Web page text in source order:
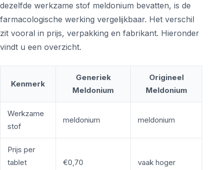
dezelfde werkzame stof meldonium bevatten, is de
farmacologische werking vergelijkbaar. Het verschil
zit vooral in prijs, verpakking en fabrikant. Hieronder
vindt u een overzicht.
Kenmerk
Generiek
Meldonium
Origineel
Meldonium
Werkzame
stof
meldonium meldonium
Prijs per
tablet
€0,70 vaak hoger